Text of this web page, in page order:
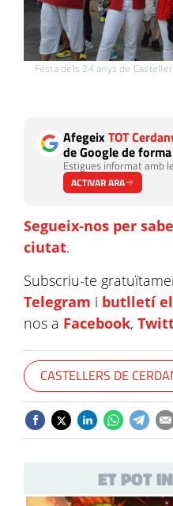
Festa dels 24 anys de
AfegeixTOT
de Google de
Estigues informat amb
ACTIVAR ARA
Segueix-nos per
ciutat.
Subscriu-te
Telegram i butlletí
nos a Facebook,
CASTELLERS DE
ET POT